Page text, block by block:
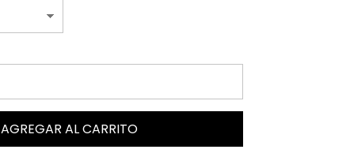
AGREGAR AL CARRITO